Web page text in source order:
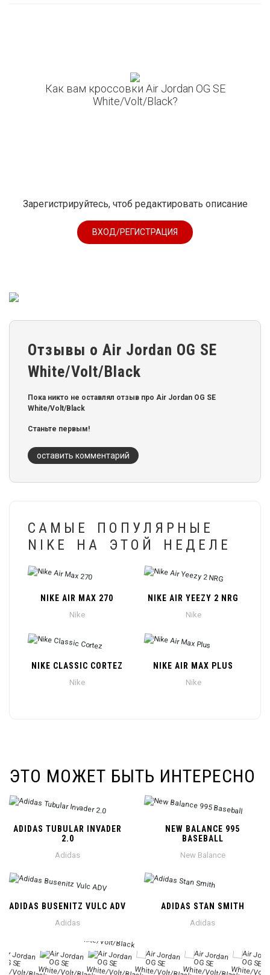
Как вам кроссовки Air Jordan OG SE
White/Volt/Black?
Зарегистрируйтесь, чтоб редактировать описание
ВХОД/РЕГИСТРАЦИЯ
Отзывы о Air Jordan OG SE
White/Volt/Black
Пока никто не оставлял отзыв про Air Jordan OG SE
White/Volt/Black
Станьте первым!
оставить комментарий
САМЫЕ ПОПУЛЯРНЫЕ
NIKE НА ЭТОЙ НЕДЕЛЕ
NIKE AIR MAX 270
Nike
NIKE AIR YEEZY 2 NRG
Nike
NIKE CLASSIC CORTEZ
Nike
NIKE AIR MAX PLUS
Nike
ЭТО МОЖЕТ БЫТЬ ИНТЕРЕСНО
ADIDAS TUBULAR INVADER
2.0
Adidas
NEW BALANCE 995
BASEBALL
New Balance
ADIDAS BUSENITZ VULC ADV
Adidas
ADIDAS STAN SMITH
Adidas